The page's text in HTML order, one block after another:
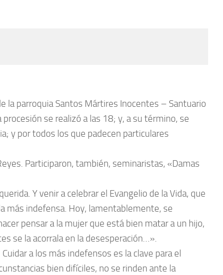
la parroquia Santos Mártires Inocentes – Santuario
se realizó a las 18; y, a su término, se
y por todos los que padecen particulares
Participaron, también, seminaristas, «Damas
Y venir a celebrar el Evangelio de la Vida, que
más indefensa. Hoy, lamentablemente, se
pensar a la mujer que está bien matar a un hijo,
se la acorrala en la desesperación…».
a los más indefensos es la clave para el
bien difíciles, no se rinden ante la